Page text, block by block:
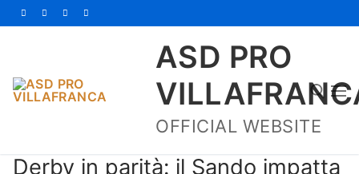
al
ASD PRO
OFFICIAL WEBSITE
Cerca:
Derby in parità: il Sando impatta